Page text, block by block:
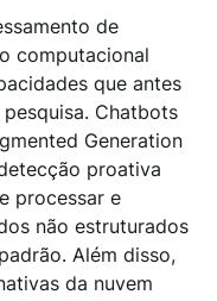
de
computacional
que antes
Chatbots
Generation
proativa
processar e
não estruturados
Além disso,
da nuvem